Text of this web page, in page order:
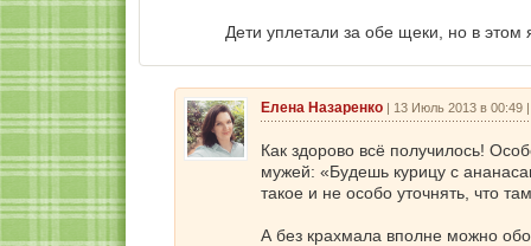
Дети уплетали за обе щеки, но в этом
Елена Назаренко | 13 Июль 2013 в 00:49
Как здорово всё получилось!
мужей: «Будешь курицу с
такое и не особо уточнять, что
А без крахмала вполне можно